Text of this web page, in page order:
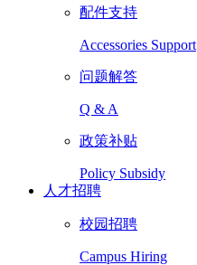
配件支持
Accessories Support
问题解答
Q & A
政策补贴
Policy Subsidy
人才招聘
校园招聘
Campus Hiring